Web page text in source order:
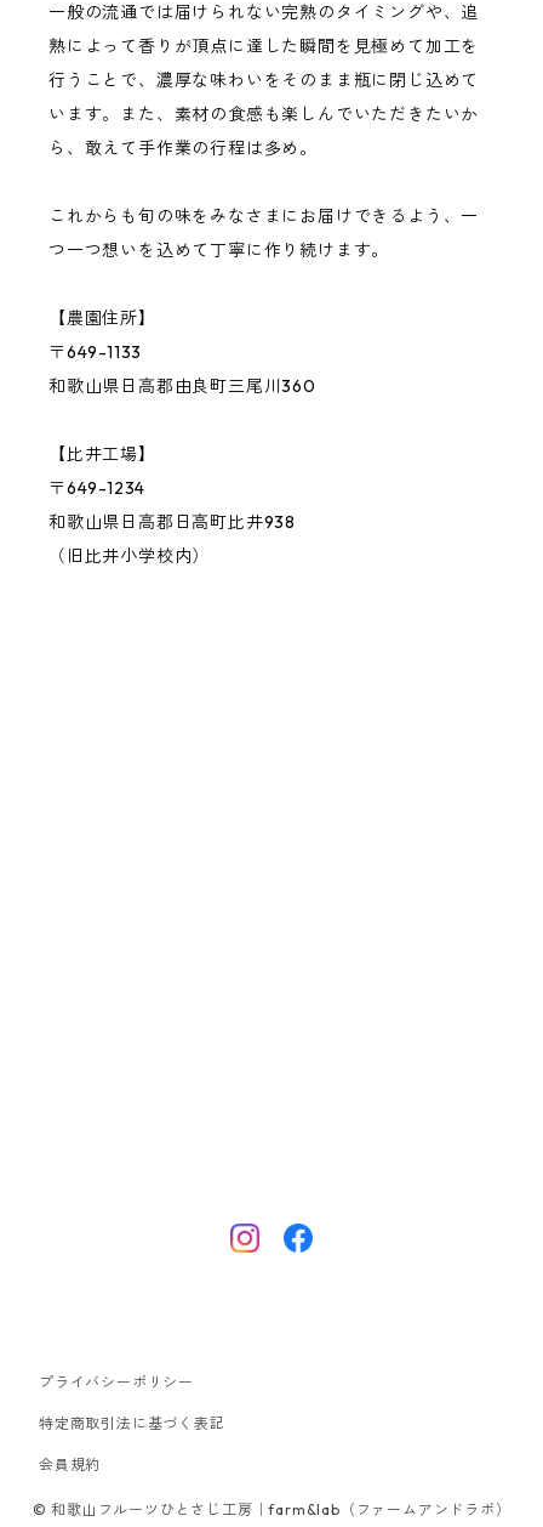
バジル
一般の流通では届けられない完熟のタイミングや、追
熟によって香りが頂点に達した瞬間を見極めて加工を
行うことで、濃厚な味わいをそのまま瓶に閉じ込めて
います。また、素材の食感も楽しんでいただきたいか
ら、敢えて手作業の行程は多め。
これからも旬の味をみなさまにお届けできるよう、一
つ一つ想いを込めて丁寧に作り続けます。
【農園住所】
〒649-1133
和歌山県日高郡由良町三尾川360
【比井工場】
〒649-1234
和歌山県日高郡日高町比井938
（旧比井小学校内）
プライバシーポリシー
特定商取引法に基づく表記
会員規約
© 和歌山フルーツひとさじ工房｜farm&lab（ファームアンドラボ）